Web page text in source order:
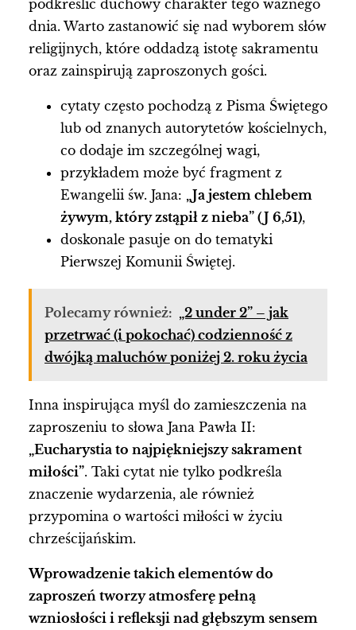
podkreślić duchowy charakter tego ważnego
dnia. Warto zastanowić się nad wyborem słów
religijnych, które oddadzą istotę sakramentu
oraz zainspirują zaproszonych gości.
cytaty często pochodzą z Pisma Świętego
lub od znanych autorytetów kościelnych,
co dodaje im szczególnej wagi,
przykładem może być fragment z
Ewangelii św. Jana: „Ja jestem chlebem
żywym, który zstąpił z nieba” (J 6,51),
doskonale pasuje on do tematyki
Pierwszej Komunii Świętej.
Polecamy również:
„2 under 2” – jak
przetrwać (i pokochać) codzienność z
dwójką maluchów poniżej 2. roku życia
Inna inspirująca myśl do zamieszczenia na
zaproszeniu to słowa Jana Pawła II:
„Eucharystia to najpiękniejszy sakrament
miłości”. Taki cytat nie tylko podkreśla
znaczenie wydarzenia, ale również
przypomina o wartości miłości w życiu
chrześcijańskim.
Wprowadzenie takich elementów do
zaproszeń tworzy atmosferę pełną
wzniosłości i refleksji nad głębszym sensem